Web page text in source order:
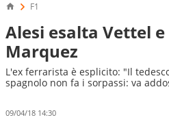
F1
Alesi esalta Vettel
Marquez
L'ex ferrarista è esplicito: "Il
spagnolo non fa i sorpassi: va
09/04/18 14:30